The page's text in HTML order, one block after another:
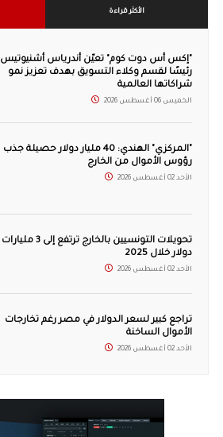
الأكثر قراءة
"إكس أس دوت كوم" تعيّن أندرياس أشنيوتيس
رئيسًا لقسم وكلاء التسويق بهدف تعزيز نمو
شراكاتها العالمية
الخميس 06 أغسطس 2026
"المركزي" الهندي: 40 مليار دولار حصيلة جذب
رؤوس الأموال من الخارج
الأحد 02 أغسطس 2026
تحويلات التونسيين بالخارج ترتفع إلى 3 مليارات
دولار خلال 2025
الأحد 02 أغسطس 2026
تراجع كبير لسعر الدولار في مصر رغم تخارجات
الأموال الساخنة
الأحد 02 أغسطس 2026